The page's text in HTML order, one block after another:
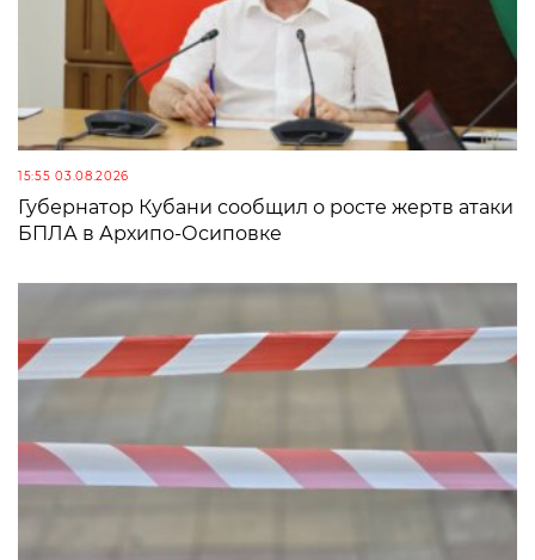
15:55 03.08.2026
Губернатор Кубани сообщил о росте жертв атаки
БПЛА в Архипо-Осиповке